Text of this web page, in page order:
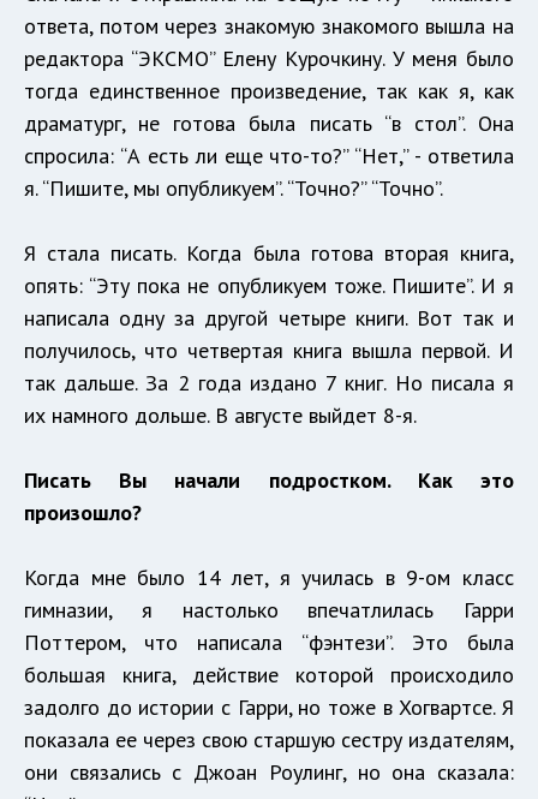
ответа, потом через знакомую знакомого вышла на
редактора “ЭКСМО” Елену Курочкину. У меня было
тогда единственное произведение, так как я, как
драматург, не готова была писать “в стол”. Она
спросила: “А есть ли еще что-то?” “Нет,” - ответила
я. “Пишите, мы опубликуем”. “Точно?” “Точно”.
Я стала писать. Когда была готова вторая книга,
опять: “Эту пока не опубликуем тоже. Пишите”. И я
написала одну за другой четыре книги. Вот так и
получилось, что четвертая книга вышла первой. И
так дальше. За 2 года издано 7 книг. Но писала я
их намного дольше. В августе выйдет 8-я.
Писать Вы начали подростком. Как это
произошло?
Когда мне было 14 лет, я училась в 9-ом класс
гимназии, я настолько впечатлилась Гарри
Поттером, что написала “фэнтези”. Это была
большая книга, действие которой происходило
задолго до истории с Гарри, но тоже в Хогвартсе. Я
показала ее через свою старшую сестру издателям,
они связались с Джоан Роулинг, но она сказала: